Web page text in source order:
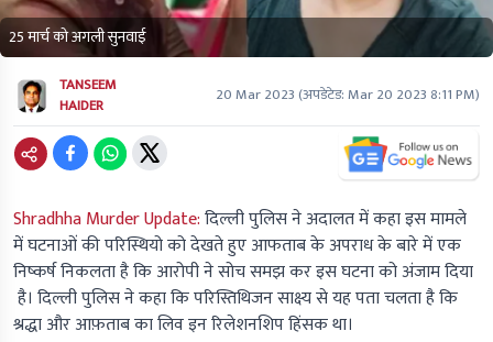
25 मार्च को अगली सुनवाई
TANSEEM
HAIDER
20 Mar 2023(अपडेटेड:Mar 20 2023 8:11 PM)
Shradhha Murder Update:दिल्ली पुलिस ने अदालत में कहा इस मामले
में घटनाओं की परिस्थियो को देखते हुए आफताब के अपराध के बारे में एक
निष्कर्ष निकलता है कि आरोपी ने सोच समझ कर इस घटना को अंजाम दिया
है। दिल्ली पुलिस ने कहा कि परिस्तिथिजन साक्ष्य से यह पता चलता है कि
श्रद्धा और आफ़ताब का लिव इन रिलेशनशिप हिंसक था।